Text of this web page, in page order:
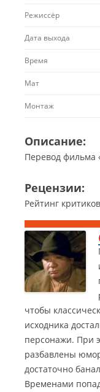
Режиссёр
Дата выхода
Время
Мат
Монтаж
Описание:
Перевод фильма
Рецензии:
Рейтинг критиков
чтобы
исходника
персонажи. При
разбавлены
достаточно
Временами